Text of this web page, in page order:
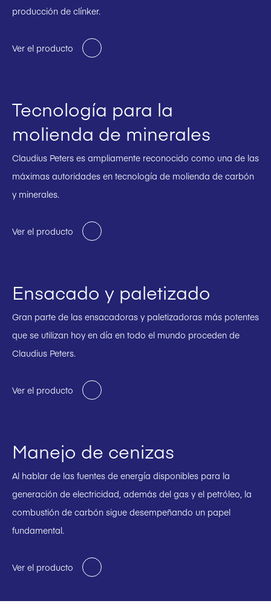
producción de clínker.
Ver el producto
Tecnología para la
molienda de minerales
Claudius Peters es ampliamente reconocido como una de las
máximas autoridades en tecnología de molienda de carbón
y minerales.
Ver el producto
Ensacado y paletizado
Gran parte de las ensacadoras y paletizadoras más potentes
que se utilizan hoy en día en todo el mundo proceden de
Claudius Peters.
Ver el producto
Manejo de cenizas
Al hablar de las fuentes de energía disponibles para la
generación de electricidad, además del gas y el petróleo, la
combustión de carbón sigue desempeñando un papel
fundamental.
Ver el producto